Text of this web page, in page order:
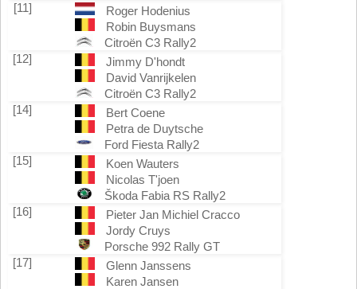
[11]
Roger Hodenius
Robin Buysmans
Citroën C3 Rally2
[12]
Jimmy D'hondt
David Vanrijkelen
Citroën C3 Rally2
[14]
Bert Coene
Petra de Duytsche
Ford Fiesta Rally2
[15]
Koen Wauters
Nicolas T'joen
Škoda Fabia RS Rally2
[16]
Pieter Jan Michiel Cracco
Jordy Cruys
Porsche 992 Rally GT
[17]
Glenn Janssens
Karen Jansen